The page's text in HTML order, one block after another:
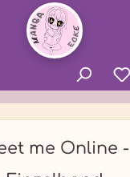
me Online -